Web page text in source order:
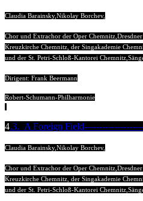
Claudia Barainsky,Nikolay Borchev,
Chor und Extrachor der Oper
Kreuzkirche Chemnitz, der Singakademie
und der St. Petri-Schloß-Kantorei Chemnitz,
Dirigent: Frank Beermann
Robert-Schumann-Philharmonie
4.3. A Foreign
Claudia Barainsky,Nikolay Borchev,
Chor und Extrachor der Oper
Kreuzkirche Chemnitz, der Singakademie
und der St. Petri-Schloß-Kantorei Chemnitz,